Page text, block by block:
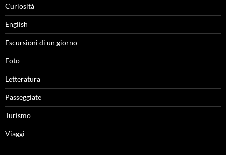
Curiosità
English
Escursioni di un giorno
Foto
Letteratura
Passeggiate
Turismo
Viaggi